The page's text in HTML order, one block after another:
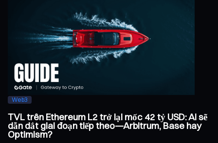
Web3
TVL trên Ethereum L2 trở lại mốc 42 tỷ USD: Ai sẽ
dẫn dắt giai đoạn tiếp theo—Arbitrum, Base hay
Optimism?